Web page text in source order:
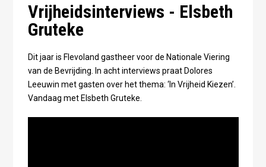
Vrijheidsinterviews - Elsbeth
Gruteke
Dit jaar is Flevoland gastheer voor de Nationale Viering
van de Bevrijding. In acht interviews praat Dolores
Leeuwin met gasten over het thema: ‘In Vrijheid Kiezen’.
Vandaag met Elsbeth Gruteke.